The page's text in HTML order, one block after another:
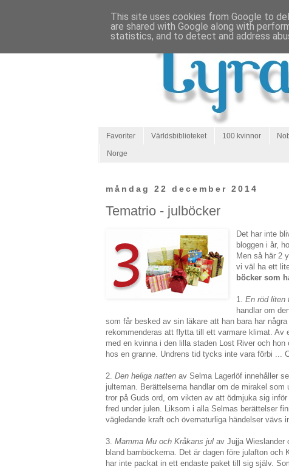
Favoriter Världsbiblioteket 100 kvinnor
Norge
måndag 22 december 2014
Tematrio - julböcker
Det har inte
bloggen i år,
Men så här 2
vi väl ha ett
böcker som
1.En röd liten
handlar om
som får besked av sin läkare att han bara har
rekommenderas att flytta till ett varmare klimat. Av
med en kvinna i den lilla staden Lost River och hon
hos en granne. Undrens tid tycks inte vara förbi ...
2. Den heliga natten av Selma Lagerlöf innehåller
julteman. Berättelserna handlar om de mirakel
tror på Guds ord, om vikten av att ödmjuka sig
fred under julen. Liksom i alla Selmas berättelser
vägledande kraft och övernaturliga händelser vävs
3. Mamma Mu och Kråkans jul av Jujja Wieslander
bland barnböckerna. Det är dagen före julafton och
har inte packat in ett endaste paket till sig själv.
This site uses cookies from Google to
are shared with Google along with
statistics, and to detect and address